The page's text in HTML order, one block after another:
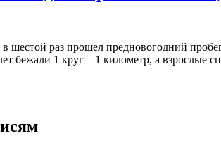
шестой раз прошел предновогодний
бежали 1 круг – 1 километр, а